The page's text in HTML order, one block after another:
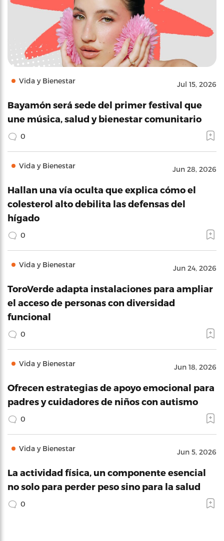
Vida y Bienestar Jul 15, 2026
Bayamón será sede del primer festival que
une música, salud y bienestar comunitario
0
Vida y Bienestar Jun 28, 2026
Hallan una vía oculta que explica cómo el
colesterol alto debilita las defensas del
hígado
0
Vida y Bienestar Jun 24, 2026
ToroVerde adapta instalaciones para ampliar
el acceso de personas con diversidad
funcional
0
Vida y Bienestar Jun 18, 2026
Ofrecen estrategias de apoyo emocional para
padres y cuidadores de niños con autismo
0
Vida y Bienestar Jun 5, 2026
La actividad física, un componente esencial
no solo para perder peso sino para la salud
0